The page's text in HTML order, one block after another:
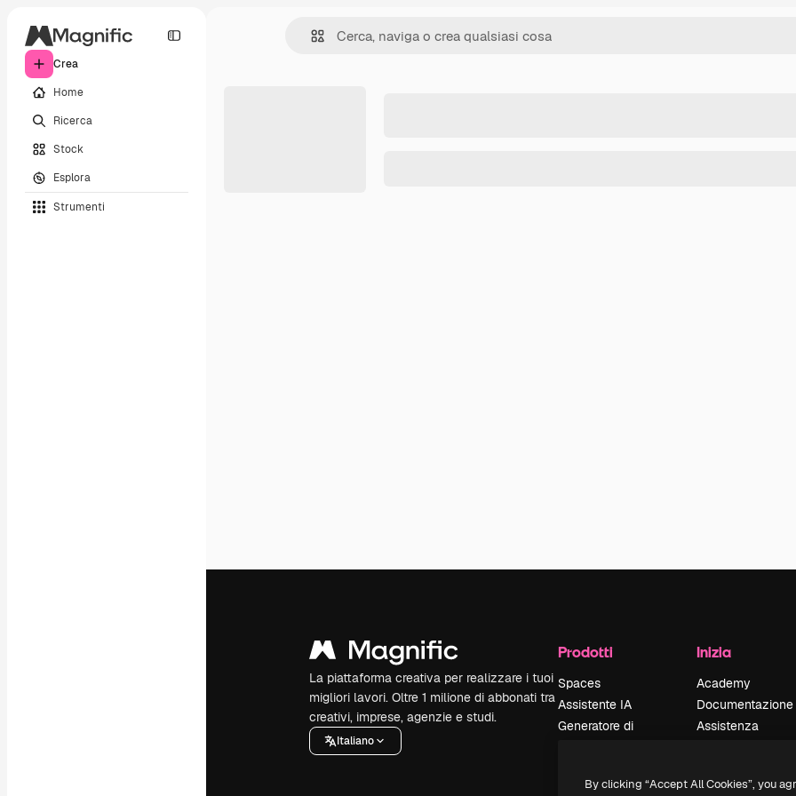
Crea
Home
Ricerca
Stock
Esplora
Strumenti
La piattaforma creativa per realizzare i tuoi
migliori lavori. Oltre 1 milione di abbonati tra
creativi, imprese, agenzie e studi.
Italiano
Prodotti
Spaces
Assistente IA
Generatore di
Inizia
Academy
Documentazione
Assistenza
Politica sulla
By clicking “Accept All Cookies”, you